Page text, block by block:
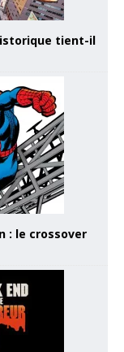
tient-il
: le crossover